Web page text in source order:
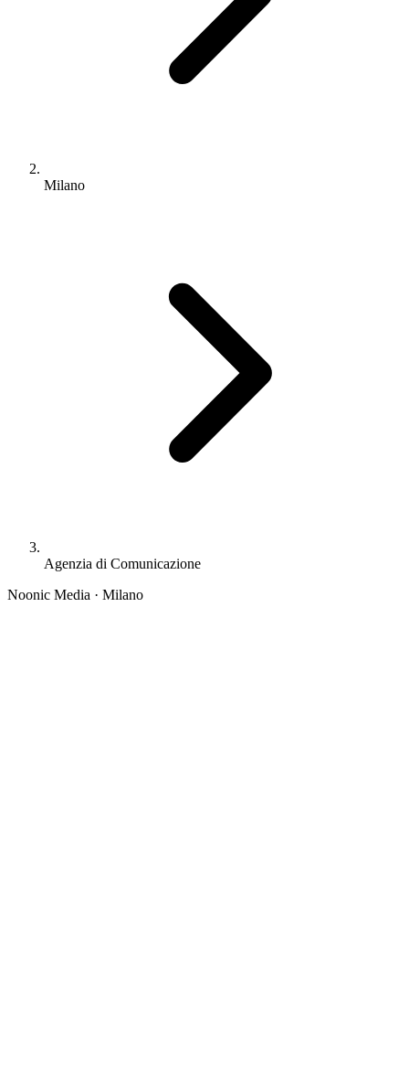
Milano
Agenzia di Comunicazione
Noonic Media · Milano